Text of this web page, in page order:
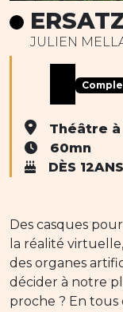
JULIEN
Théâtre à
60mn
DÈS 12ANS
Des casques
la réalité
des organes
décider à notre
proche ? En tous